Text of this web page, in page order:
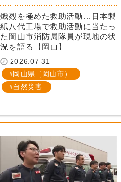
熾烈を極めた救助活動…日本製
紙八代工場で救助活動に当たっ
た岡山市消防局隊員が現地の状
況を語る【岡山】
2026.07.31
岡山県（岡山市）
自然災害